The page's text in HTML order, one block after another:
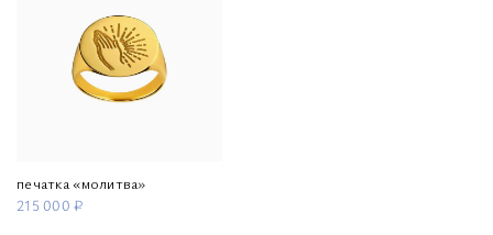
печатка «молитва»
215 000 ₽